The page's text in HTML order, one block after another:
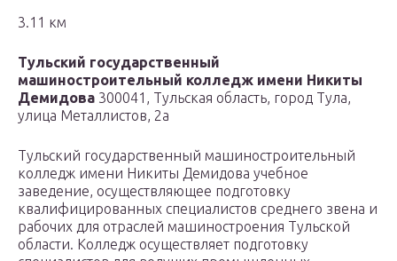
3.11 км
Тульский государственный
машиностроительный колледж имени Никиты
Демидова 300041, Тульская область, город Тула,
улица Металлистов, 2а
Тульский государственный машиностроительный
колледж имени Никиты Демидова учебное
заведение, осуществляющее подготовку
квалифицированных специалистов среднего звена и
рабочих для отраслей машиностроения Тульской
области. Колледж осуществляет подготовку